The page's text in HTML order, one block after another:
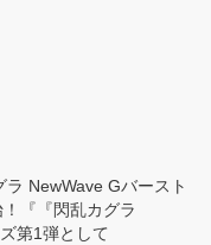
NewWave Gバースト
『『閃乱カグラ
第1弾として